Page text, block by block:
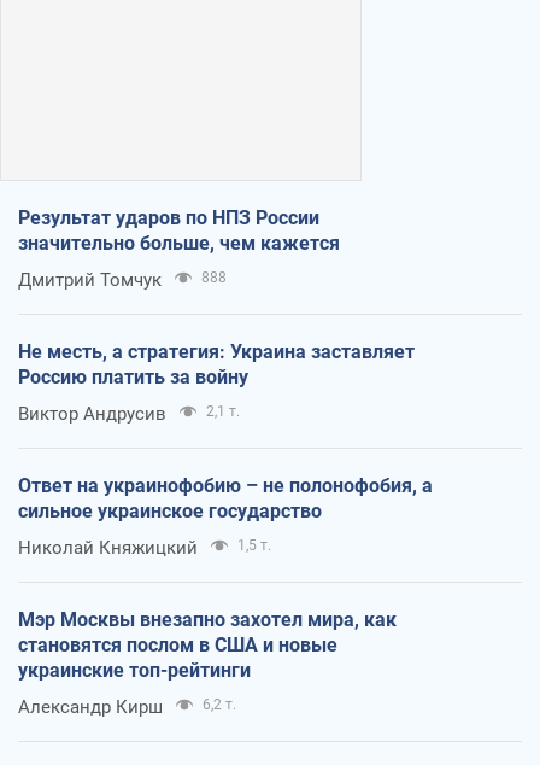
Результат ударов по НПЗ России
значительно больше, чем кажется
Дмитрий Томчук 888
Не месть, а стратегия: Украина заставляет
Россию платить за войну
Виктор Андрусив 2,1 т.
Ответ на украинофобию – не полонофобия, а
сильное украинское государство
Николай Княжицкий 1,5 т.
Мэр Москвы внезапно захотел мира, как
становятся послом в США и новые
украинские топ-рейтинги
Александр Кирш 6,2 т.